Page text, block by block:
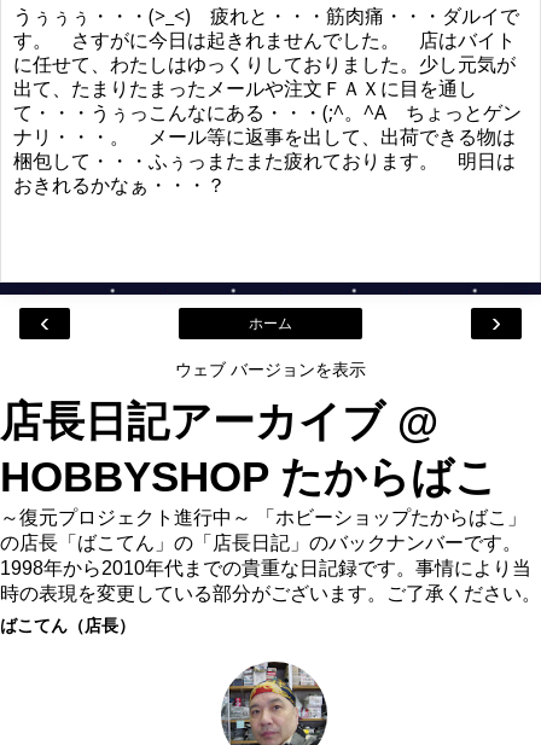
うぅぅぅ・・・(>_<) 疲れと・・・筋肉痛・・・ダルイで
す。 さすがに今日は起きれませんでした。 店はバイト
に任せて、わたしはゆっくりしておりました。少し元気が
出て、たまりたまったメールや注文ＦＡＸに目を通し
て・・・うぅっこんなにある・・・(;^。^A ちょっとゲン
ナリ・・・。 メール等に返事を出して、出荷できる物は
梱包して・・・ふぅっまたまた疲れております。 明日は
おきれるかなぁ・・・？
‹ ›
ホーム
ウェブ バージョンを表示
店長日記アーカイブ @
HOBBYSHOP たからばこ
～復元プロジェクト進行中～ 「ホビーショップたからばこ」
の店長「ばこてん」の「店長日記」のバックナンバーです。
1998年から2010年代までの貴重な日記録です。事情により当
時の表現を変更している部分がございます。ご了承ください。
ばこてん（店長）